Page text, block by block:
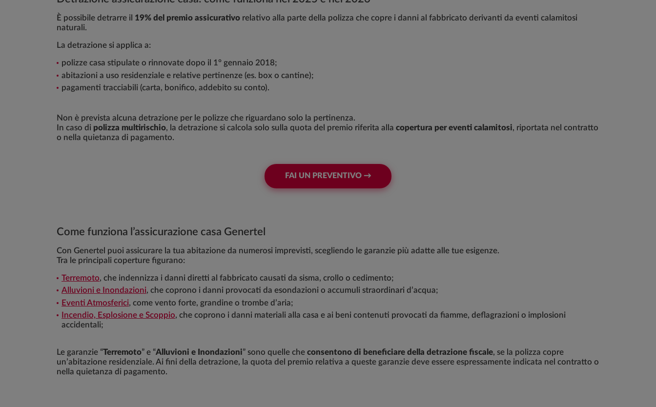
È possibile detrarre il 19% del premio assicurativo relativo alla parte della polizza che copre i danni al fabbricato derivanti da eventi calamitosi
naturali.
La detrazione si applica a:
polizze casa stipulate o rinnovate dopo il 1° gennaio 2018;
abitazioni a uso residenziale e relative pertinenze (es. box o cantine);
pagamenti tracciabili (carta, bonifico, addebito su conto).
Non è prevista alcuna detrazione per le polizze che riguardano solo la pertinenza.
In caso di polizza multirischio, la detrazione si calcola solo sulla quota del premio riferita alla copertura per eventi calamitosi, riportata nel contratto
o nella quietanza di pagamento.
FAI UN PREVENTIVO →
Come funziona l’assicurazione casa Genertel
Con Genertel puoi assicurare la tua abitazione da numerosi imprevisti, scegliendo le garanzie più adatte alle tue esigenze.
Tra le principali coperture figurano:
Terremoto, che indennizza i danni diretti al fabbricato causati da sisma, crollo o cedimento;
Alluvioni e Inondazioni, che coprono i danni provocati da esondazioni o accumuli straordinari d’acqua;
Eventi Atmosferici, come vento forte, grandine o trombe d’aria;
Incendio, Esplosione e Scoppio, che coprono i danni materiali alla casa e ai beni contenuti provocati da fiamme, deflagrazioni o implosioni
accidentali;
Le garanzie “Terremoto” e “Alluvioni e Inondazioni” sono quelle che consentono di beneficiare della detrazione fiscale, se la polizza copre
un’abitazione residenziale. Ai fini della detrazione, la quota del premio relativa a queste garanzie deve essere espressamente indicata nel contratto o
nella quietanza di pagamento.